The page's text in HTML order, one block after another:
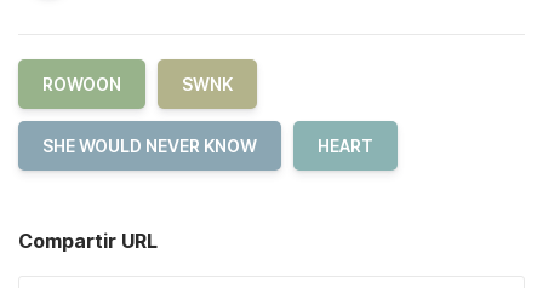
ROWOON SWNK
SHE WOULD NEVER KNOW HEART
Compartir URL